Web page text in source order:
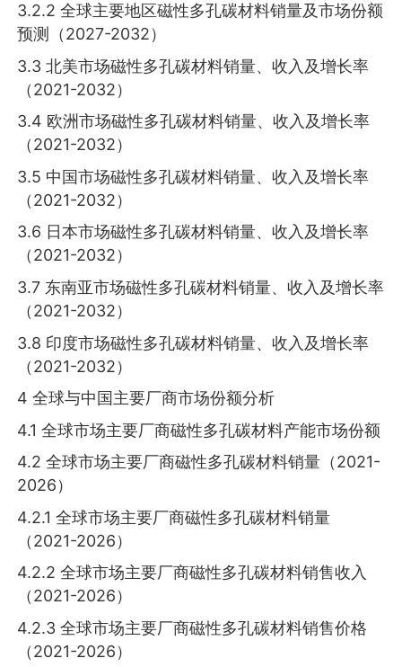
3.2.2 全球主要地区磁性多孔碳材料销量及市场份额
预测（2027-2032）
3.3 北美市场磁性多孔碳材料销量、收入及增长率
（2021-2032）
3.4 欧洲市场磁性多孔碳材料销量、收入及增长率
（2021-2032）
3.5 中国市场磁性多孔碳材料销量、收入及增长率
（2021-2032）
3.6 日本市场磁性多孔碳材料销量、收入及增长率
（2021-2032）
3.7 东南亚市场磁性多孔碳材料销量、收入及增长率
（2021-2032）
3.8 印度市场磁性多孔碳材料销量、收入及增长率
（2021-2032）
4 全球与中国主要厂商市场份额分析
4.1 全球市场主要厂商磁性多孔碳材料产能市场份额
4.2 全球市场主要厂商磁性多孔碳材料销量（2021-
2026）
4.2.1 全球市场主要厂商磁性多孔碳材料销量
（2021-2026）
4.2.2 全球市场主要厂商磁性多孔碳材料销售收入
（2021-2026）
4.2.3 全球市场主要厂商磁性多孔碳材料销售价格
（2021-2026）